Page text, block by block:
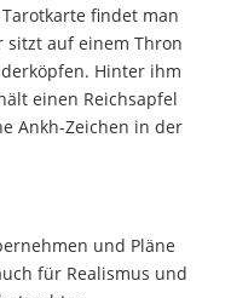
findet man
sitzt auf einem Thron
Hinter ihm
einen Reichsapfel
Ankh-Zeichen in der
und Pläne
für Realismus und